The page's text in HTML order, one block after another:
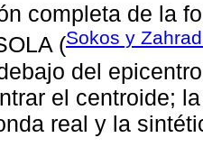
completa de la
(Sokos y
del
el centroide;
real y la